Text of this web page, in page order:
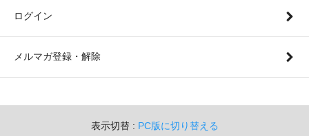
ログイン
メルマガ登録・解除
表示切替 : PC版に切り替える